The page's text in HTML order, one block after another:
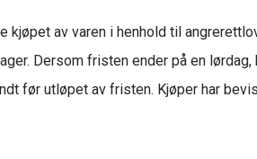
kjøpet av varen i henhold til
Dersom fristen ender på en
før utløpet av fristen. Kjøper har